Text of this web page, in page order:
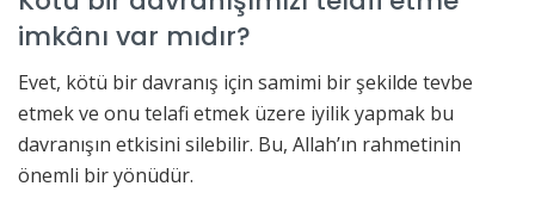
imkânı var mıdır?
Evet, kötü bir davranış için samimi bir şekilde tevbe
etmek ve onu telafi etmek üzere iyilik yapmak bu
davranışın etkisini silebilir. Bu, Allah’ın rahmetinin
önemli bir yönüdür.